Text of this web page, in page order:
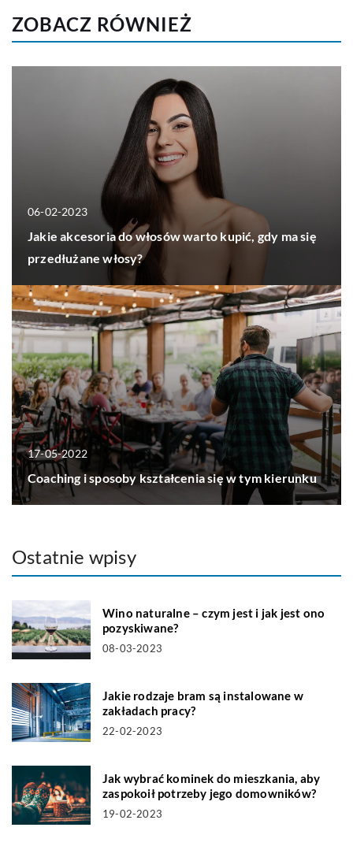
ZOBACZ RÓWNIEŻ
06-02-2023
Jakie akcesoria do włosów warto kupić, gdy ma się
przedłużane włosy?
17-05-2022
Coaching i sposoby kształcenia się w tym kierunku
Ostatnie wpisy
Wino naturalne – czym jest i jak jest ono
pozyskiwane?
08-03-2023
Jakie rodzaje bram są instalowane w
zakładach pracy?
22-02-2023
Jak wybrać kominek do mieszkania, aby
zaspokoił potrzeby jego domowników?
19-02-2023